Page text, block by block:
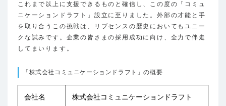
これまで以上に支援できるものと確信し、この度の「コミュ
ニケーションドラフト」設立に至りました。外部の才能と手
を取り合うこの挑戦は、リブセンスの歴史においてもユニー
クな試みです。企業の皆さまの採用成功に向け、全力で伴走
してまいります。
「株式会社コミュニケーションドラフト」の概要
会社名 株式会社コミュニケーションドラフト